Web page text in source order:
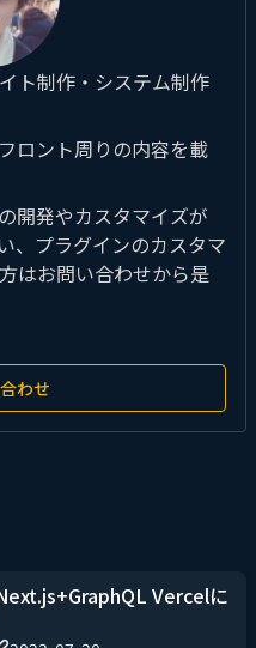
ト制作・システム制作
ロント周りの内容を載
開発やカスタマイズが
、プラグインのカスタマ
はお問い合わせから是
わせ
Vercelに